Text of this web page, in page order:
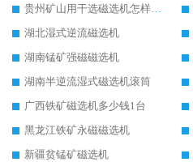
贵州矿山用干选磁选机怎样调磁
湖北湿式逆流磁选机
湖南锰矿强磁磁选机
湖南半逆流湿式磁选机滚筒
广西铁矿磁选机多少钱1台
黑龙江铁矿永磁磁选机
新疆贫锰矿磁选机